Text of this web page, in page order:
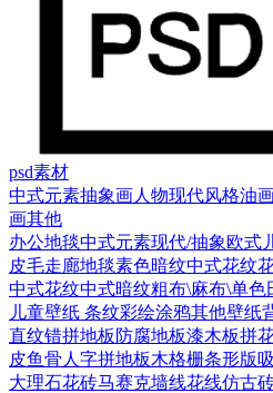
psd素材
中式元素抽象画人物现代风格油
画其他
办公地毯中式元素现代/抽象欧式
皮毛走廊地毯素色暗纹中式花纹
中式花纹中式暗纹粗布\麻布\单色
儿童壁纸 条纹彩绘涂鸦其他壁纸
直纹错拼地板 防腐地板漆木板拼
皮鱼骨人字拼地板木格栅条形版
大理石花砖马赛克墙线花线仿古